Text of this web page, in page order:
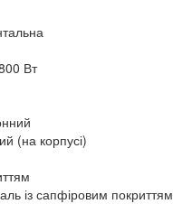
Вт
(на корпусі)
із сапфіровим покриттям